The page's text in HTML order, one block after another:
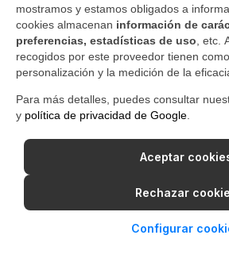
mostramos y estamos obligados a
cookies almacenan información de
preferencias, estadísticas de uso , etc.
recogidos por este proveedor tienen
personalización y la medición de la
Para más detalles, puedes consultar
y política de privacidad de Google
Aceptar
Rechazar
Configurar